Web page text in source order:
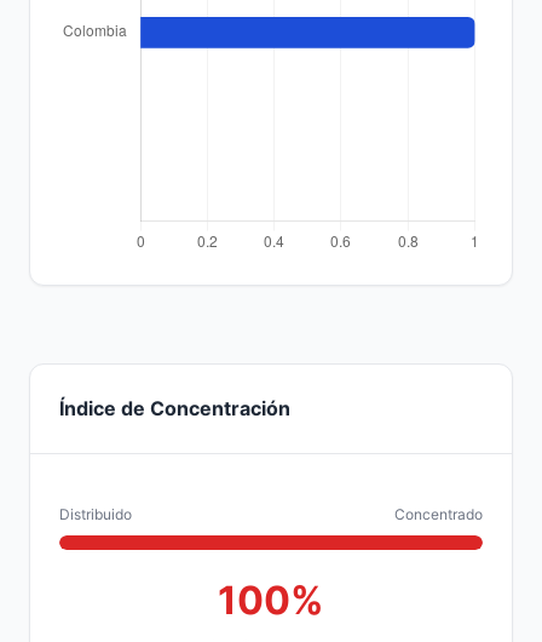
Índice de Concentración
Distribuido Concentrado
100%